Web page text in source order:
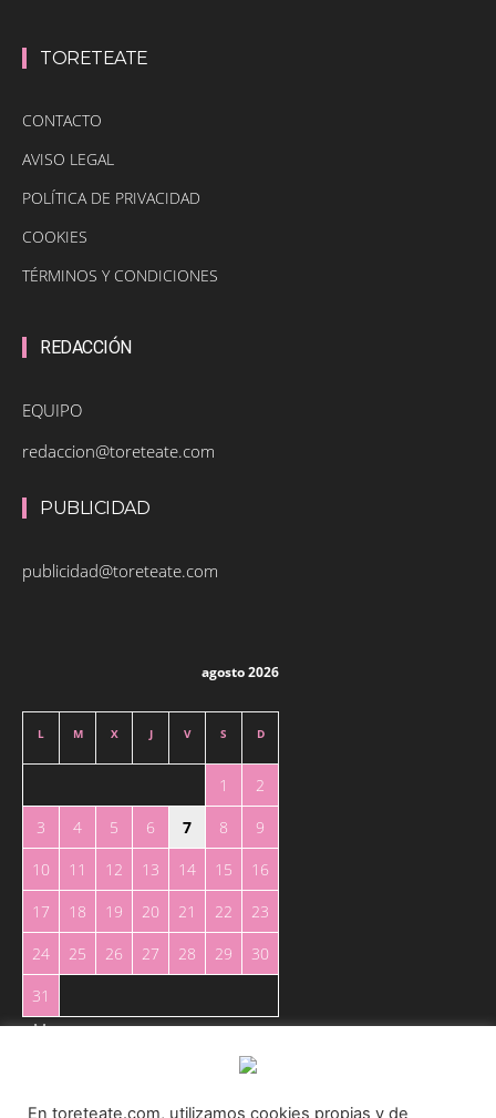
TORETEATE
CONTACTO
AVISO LEGAL
POLÍTICA DE PRIVACIDAD
COOKIES
TÉRMINOS Y CONDICIONES
REDACCIÓN
EQUIPO
redaccion@toreteate.com
PUBLICIDAD
publicidad@toreteate.com
agosto 2026
L M X J V S D
1
2
3
4 5 6 7 8
9
10
11 12 13 14 15
16
17
18 19 20 21 22
23
24
25 26 27 28 29
30
31
« May
En toreteate.com, utilizamos cookies propias y de